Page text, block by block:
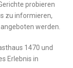
⁣probieren
‌zu informieren,
werden.
1470‌ und
Erlebnis in